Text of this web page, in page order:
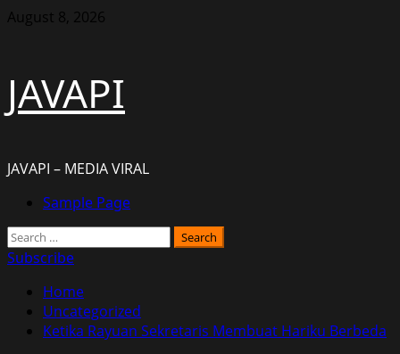
Skip
August 8, 2026
JAVAPI
JAVAPI – MEDIA VIRAL
PrimarySample Page
Search
for:
Subscribe
Home
Uncategorized
Ketika Rayuan Sekretaris Membuat Hariku Berbeda